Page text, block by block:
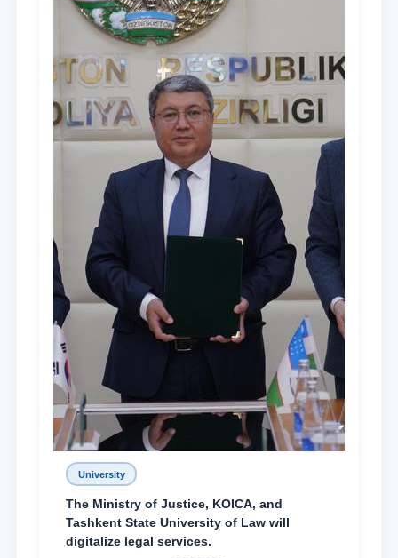
University
The Ministry of Justice, KOICA, and
Tashkent State University of Law will
digitalize legal services.